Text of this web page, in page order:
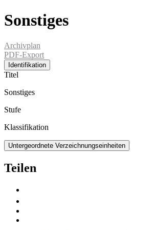
Sonstiges
Archivplan
PDF-Export
Identifikation
Titel
Sonstiges
Stufe
Klassifikation
Untergeordnete Verzeichnungseinheiten
Teilen